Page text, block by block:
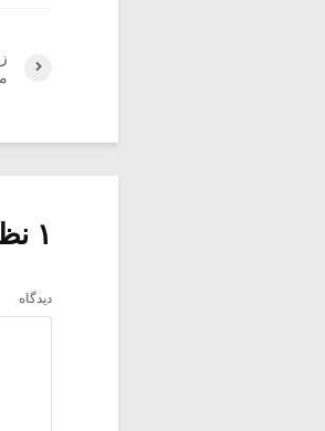
۱ نظر
دیدگاه